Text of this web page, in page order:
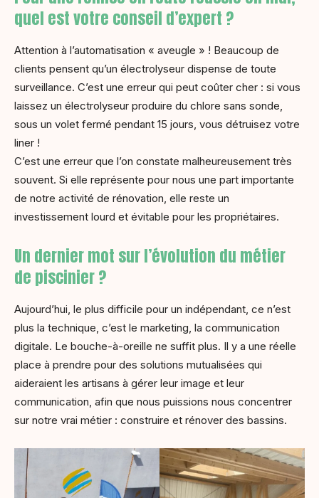
quel est votre conseil d’expert ?
Attention à l’automatisation « aveugle » ! Beaucoup de
clients pensent qu’un électrolyseur dispense de toute
surveillance. C’est une erreur qui peut coûter cher : si vous
laissez un électrolyseur produire du chlore sans sonde,
sous un volet fermé pendant 15 jours, vous détruisez votre
liner !
C’est une erreur que l’on constate malheureusement très
souvent. Si elle représente pour nous une part importante
de notre activité de rénovation, elle reste un
investissement lourd et évitable pour les propriétaires.
Un dernier mot sur l’évolution du métier
de piscinier ?
Aujourd’hui, le plus difficile pour un indépendant, ce n’est
plus la technique, c’est le marketing, la communication
digitale. Le bouche-à-oreille ne suffit plus. Il y a une réelle
place à prendre pour des solutions mutualisées qui
aideraient les artisans à gérer leur image et leur
communication, afin que nous puissions nous concentrer
sur notre vrai métier : construire et rénover des bassins.